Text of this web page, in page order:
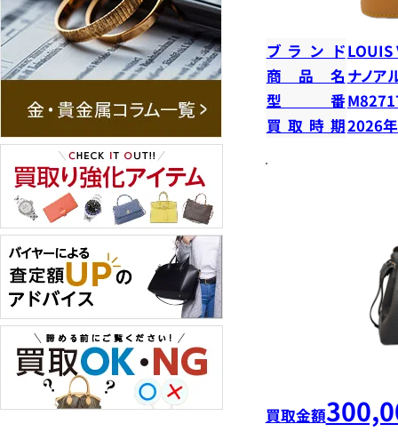
ブランドLOUIS
商品名 ナノア
型番
買取時期2026
買取金額